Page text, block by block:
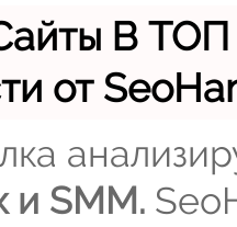
В
от
и SMM.